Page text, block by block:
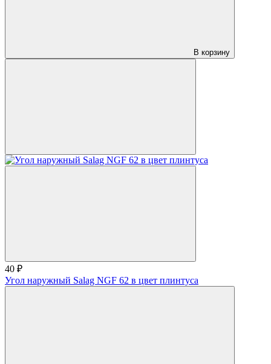
В корзину
40 ₽
Угол наружный Salag NGF 62 в цвет плинтуса